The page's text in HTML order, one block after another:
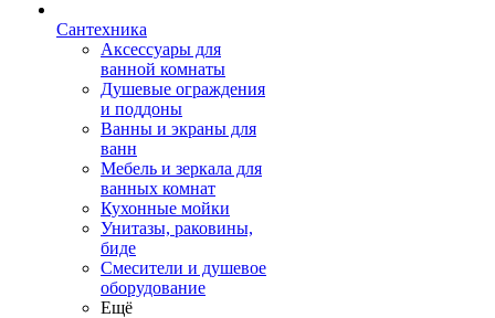
Сантехника
Аксессуары для
ванной комнаты
Душевые ограждения
и поддоны
Ванны и экраны для
ванн
Мебель и зеркала для
ванных комнат
Кухонные мойки
Унитазы, раковины,
биде
Смесители и душевое
оборудование
Ещё